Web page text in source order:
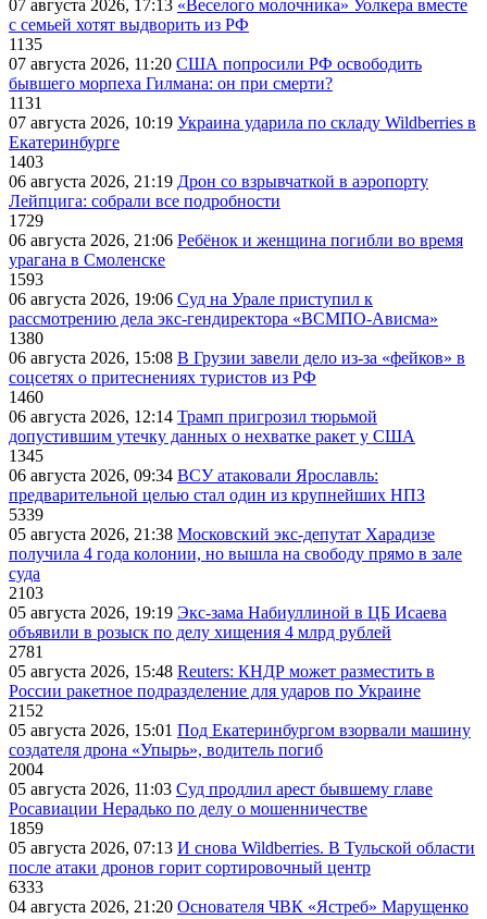
07 августа 2026, 17:13 «Веселого молочника» Уолкера вместе
с семьей хотят выдворить из РФ
1135
07 августа 2026, 11:20 США попросили РФ освободить
бывшего морпеха Гилмана: он при смерти?
1131
07 августа 2026, 10:19 Украина ударила по складу Wildberries в
Екатеринбурге
1403
06 августа 2026, 21:19 Дрон со взрывчаткой в аэропорту
Лейпцига: собрали все подробности
1729
06 августа 2026, 21:06 Ребёнок и женщина погибли во время
урагана в Смоленске
1593
06 августа 2026, 19:06 Суд на Урале приступил к
рассмотрению дела экс-гендиректора «ВСМПО-Ависма»
1380
06 августа 2026, 15:08 В Грузии завели дело из-за «фейков» в
соцсетях о притеснениях туристов из РФ
1460
06 августа 2026, 12:14 Трамп пригрозил тюрьмой
допустившим утечку данных о нехватке ракет у США
1345
06 августа 2026, 09:34 ВСУ атаковали Ярославль:
предварительной целью стал один из крупнейших НПЗ
5339
05 августа 2026, 21:38 Московский экс-депутат Харадизе
получила 4 года колонии, но вышла на свободу прямо в зале
суда
2103
05 августа 2026, 19:19 Экс-зама Набиуллиной в ЦБ Исаева
объявили в розыск по делу хищения 4 млрд рублей
2781
05 августа 2026, 15:48 Reuters: КНДР может разместить в
России ракетное подразделение для ударов по Украине
2152
05 августа 2026, 15:01 Под Екатеринбургом взорвали машину
создателя дрона «Упырь», водитель погиб
2004
05 августа 2026, 11:03 Суд продлил арест бывшему главе
Росавиации Нерадько по делу о мошенничестве
1859
05 августа 2026, 07:13 И снова Wildberries. В Тульской области
после атаки дронов горит сортировочный центр
6333
04 августа 2026, 21:20 Основателя ЧВК «Ястреб» Марущенко